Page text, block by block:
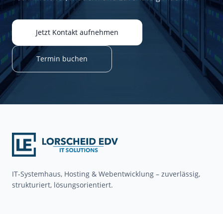
Jetzt Kontakt aufnehmen
Termin buchen
IT-Systemhaus, Hosting & Webentwicklung – zuverlässig,
strukturiert, lösungsorientiert.